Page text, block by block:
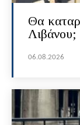
Θα
Λιβάνου;
06.08.2026